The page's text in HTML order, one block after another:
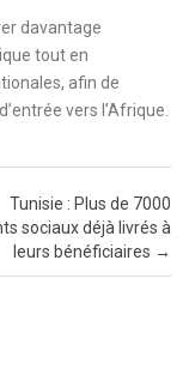
davantage
tout en
afin de
vers l’Afrique.
Tunisie : Plus de 7000
sociaux déjà livrés à
leurs bénéficiaires →